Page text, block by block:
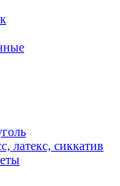
латекс, сиккатив